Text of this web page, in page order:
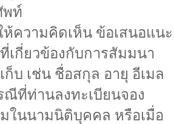
พท์
ความคิดเห็น ข้อเสนอแนะ
เกี่ยวข้องกับการสัมมนา
บ เช่น ชื่อสกุล อายุ อีเมล
ณีที่ท่านลงทะเบียนจอง
ในนามนิติบุคคล หรือเมื่อ